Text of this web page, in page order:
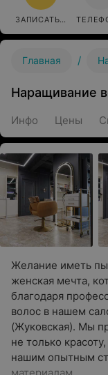
ЗАПИСАТЬСЯ
Главная /
Наращивание
Инфо Цены
Желание иметь
женская мечта,
благодаря
волос в нашем
(Жуковская). Мы
не только
нашим опытным